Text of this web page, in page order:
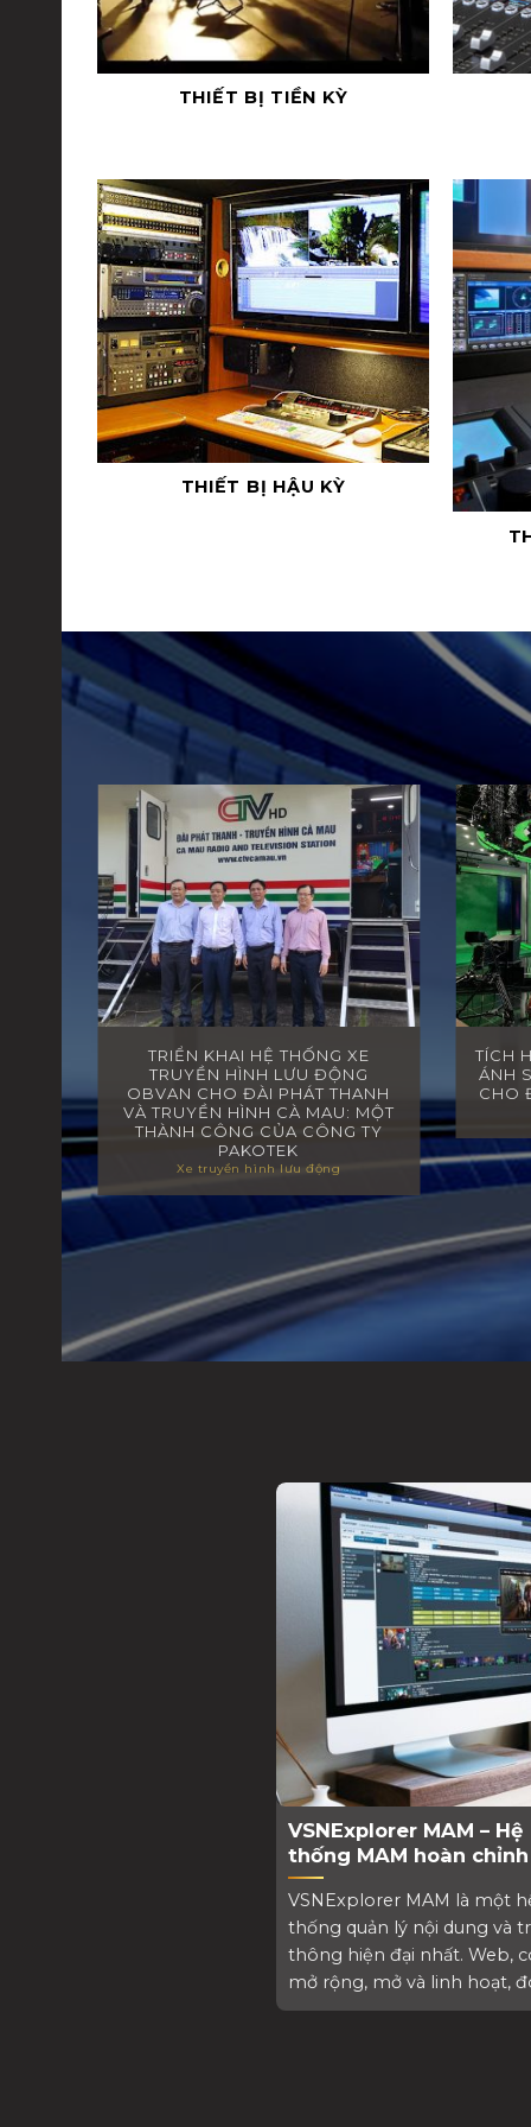
THIẾT BỊ TIỀN KỲ
THIẾT BỊ HẬU KỲ
TRIỂN KHAI HỆ THỐNG XE
TRUYỀN HÌNH LƯU ĐỘNG
OBVAN CHO ĐÀI PHÁT THANH
VÀ TRUYỀN HÌNH CÀ MAU: MỘT
THÀNH CÔNG CỦA CÔNG TY
PAKOTEK
Xe truyền hình lưu động
TÍCH
ÁNH
CHO
VSNExplorer MAM – Hệ
thống MAM hoàn
mạnh mẽ
VSNExplorer MAM là một
thống quản lý nội dung và
thông hiện đại nhất. Web,
mở rộng, mở và linh hoạt,